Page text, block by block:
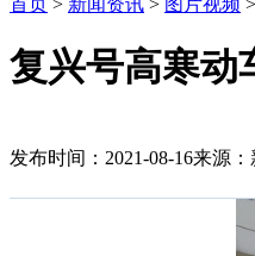
复兴号高寒动
发布时间：2021-08-16来源：